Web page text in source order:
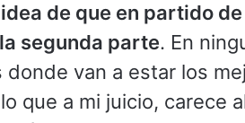
de que en partido
segunda parte. En
van a estar los
que a mi juicio, carece